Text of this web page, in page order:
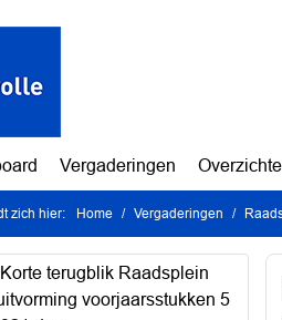
pagina
Vergaderingen
zich hier: Home Vergaderingen
Korte terugblik Raadsplein
voorjaarsstukken 5